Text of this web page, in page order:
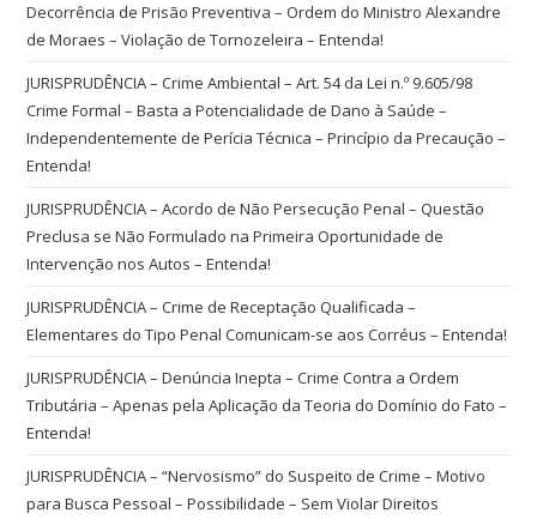
Decorrência de Prisão Preventiva – Ordem do Ministro Alexandre
de Moraes – Violação de Tornozeleira – Entenda!
JURISPRUDÊNCIA – Crime Ambiental – Art. 54 da Lei n.º 9.605/98
Crime Formal – Basta a Potencialidade de Dano à Saúde –
Independentemente de Perícia Técnica – Princípio da Precaução –
Entenda!
JURISPRUDÊNCIA – Acordo de Não Persecução Penal – Questão
Preclusa se Não Formulado na Primeira Oportunidade de
Intervenção nos Autos – Entenda!
JURISPRUDÊNCIA – Crime de Receptação Qualificada –
Elementares do Tipo Penal Comunicam-se aos Corréus – Entenda!
JURISPRUDÊNCIA – Denúncia Inepta – Crime Contra a Ordem
Tributária – Apenas pela Aplicação da Teoria do Domínio do Fato –
Entenda!
JURISPRUDÊNCIA – “Nervosismo” do Suspeito de Crime – Motivo
para Busca Pessoal – Possibilidade – Sem Violar Direitos